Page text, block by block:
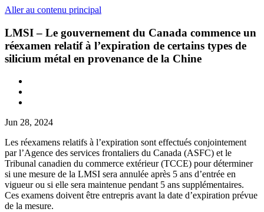
Aller au contenu principal
LMSI – Le gouvernement du Canada commence un
réexamen relatif à l’expiration de certains types de
silicium métal en provenance de la Chine
Jun 28, 2024
Les réexamens relatifs à l’expiration sont effectués conjointement
par l’Agence des services frontaliers du Canada (ASFC) et le
Tribunal canadien du commerce extérieur (TCCE) pour déterminer
si une mesure de la LMSI sera annulée après 5 ans d’entrée en
vigueur ou si elle sera maintenue pendant 5 ans supplémentaires.
Ces examens doivent être entrepris avant la date d’expiration prévue
de la mesure.